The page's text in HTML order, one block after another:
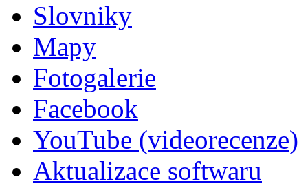
Slovniky
Mapy
Fotogalerie
Facebook
YouTube (videorecenze)
Aktualizace softwaru